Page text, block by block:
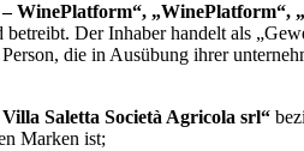
WinePlatform“, „WinePlatform“,
betreibt. Der Inhaber handelt als
die in Ausübung ihrer
Saletta Società Agricola srl“
Marken ist;